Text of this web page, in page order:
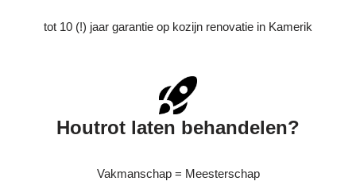
tot 10 (!) jaar garantie op kozijn renovatie in Kamerik
Houtrot laten behandelen?
Vakmanschap = Meesterschap